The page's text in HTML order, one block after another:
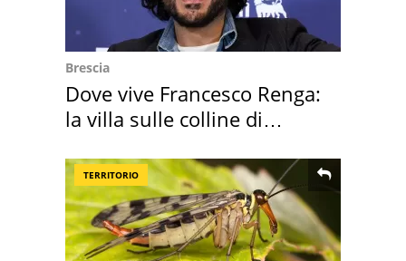
Brescia
Dove vive Francesco Renga:
la villa sulle colline di
TERRITORIO